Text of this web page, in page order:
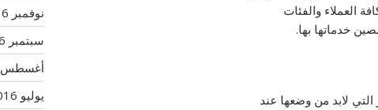
العملاء والفئات
خدماتها بها.
لابد من وضعها عند
نوفمبر 2016
سبتمبر 2016
أغسطس 2016
يوليو 2016